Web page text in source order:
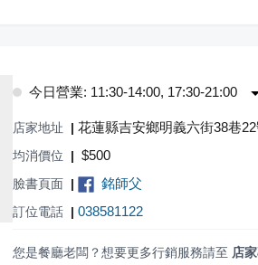
今日營業: 11:30-14:00, 17:30-21:00
店家地址 | 花蓮縣吉安鄉明義六街38巷22
均消價位 | $500
臉書頁面 | 銘師父
訂位電話 | 038581122
您是餐廳老闆？想要更多行銷服務請至 店